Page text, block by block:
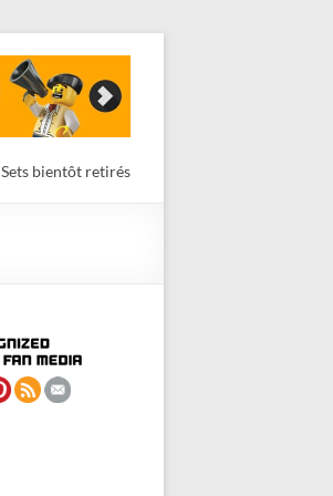
Sets bientôt retirés